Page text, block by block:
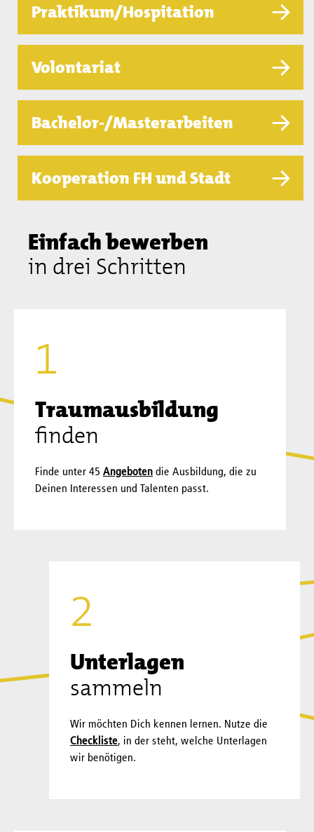
Praktikum/Hospitation
Volontariat
Bachelor-/Masterarbeiten
Kooperation FH und Stadt
Einfach bewerben
in drei Schritten
Traum­ausbildung
finden
Finde unter 45 Angeboten die Ausbildung, die zu
Deinen Interessen und Talenten passt.
Unterlagen
sammeln
Wir möchten Dich kennen lernen. Nutze die
Checkliste, in der steht, welche Unterlagen
wir benötigen.